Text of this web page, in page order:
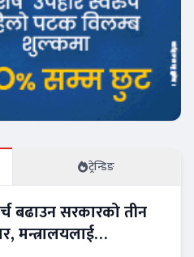
ट्रेन्डिङ
बढाउन सरकारको तीन
मन्त्रालयलाई